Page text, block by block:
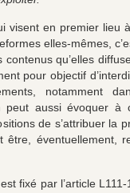
visent en premier lieu
elles-mêmes,
qu’elles
pour objectif
notamment
peut aussi évoquer à
de s’attribuer la
être, éventuellement,
fixé par l’article